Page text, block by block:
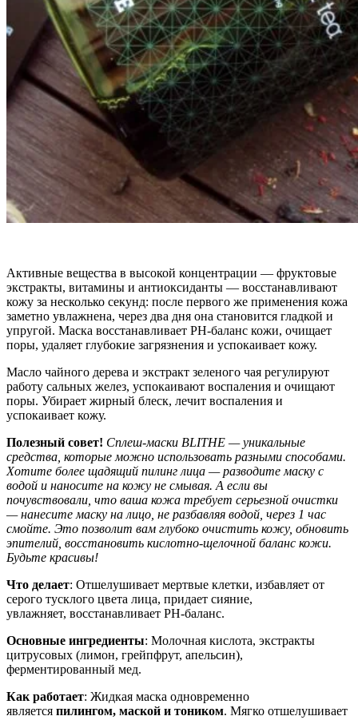
Активные вещества в высокой концентрации — фруктовые
экстракты, витамины и антиоксиданты — восстанавливают
кожу за несколько секунд: после первого же применения кожа
заметно увлажнена, через два дня она становится гладкой и
упругой. Маска восстанавливает PH-баланс кожи, очищает
поры, удаляет глубокие загрязнения и успокаивает кожу.
Масло чайного дерева и экстракт зеленого чая регулируют
работу сальных желез, успокаивают воспаления и очищают
поры. Убирает жирный блеск, лечит воспаления и
успокаивает кожу.
Полезный совет! Сплеш-маски BLITHE — уникальные
средства, которые можно использовать разными способами.
Хотите более щадящий пилинг лица — разводите маску с
водой и наносите на кожу не смывая. А если вы
почувствовали, что ваша кожа требует серьезной очистки
— нанесите маску на лицо, не разбавляя водой, через 1 час
смойте. Это позволит вам глубоко очистить кожу, обновить
эпителий, восстановить кислотно-щелочной баланс кожи.
Будьте красивы!
Что делает: Отшелушивает мертвые клетки, избавляет от
серого тусклого цвета лица, придает сияние,
увлажняет, восстанавливает PH-баланс.
Основные ингредиенты: Молочная кислота, экстракты
цитрусовых (лимон, грейпфрут, апельсин),
ферментированный мед.
Как работает: Жидкая маска одновременно
является пилингом, маской и тоником. Мягко отшелушивает